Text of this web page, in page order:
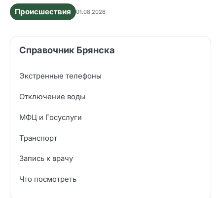
Происшествия
01.08.2026
Справочник Брянска
Экстренные телефоны
Отключение воды
МФЦ и Госуслуги
Транспорт
Запись к врачу
Что посмотреть